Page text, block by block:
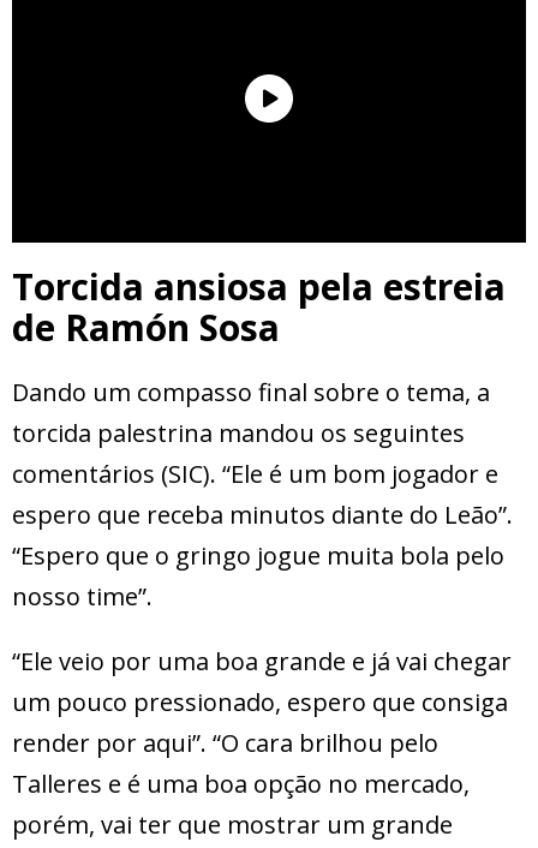
Torcida ansiosa pela estreia
de Ramón Sosa
Dando um compasso final sobre o tema, a
torcida palestrina mandou os seguintes
comentários (SIC). “Ele é um bom jogador e
espero que receba minutos diante do Leão”.
“Espero que o gringo jogue muita bola pelo
nosso time”.
“Ele veio por uma boa grande e já vai chegar
um pouco pressionado, espero que consiga
render por aqui”. “O cara brilhou pelo
Talleres e é uma boa opção no mercado,
porém, vai ter que mostrar um grande